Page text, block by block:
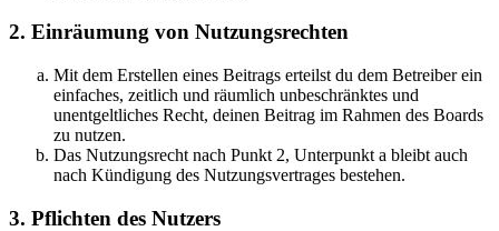
2. Einräumung von Nutzungsrechten
Mit dem Erstellen eines Beitrags erteilst du dem Betreiber ein
einfaches, zeitlich und räumlich unbeschränktes und
unentgeltliches Recht, deinen Beitrag im Rahmen des Boards
zu nutzen.
Das Nutzungsrecht nach Punkt 2, Unterpunkt a bleibt auch
nach Kündigung des Nutzungsvertrages bestehen.
3. Pflichten des Nutzers